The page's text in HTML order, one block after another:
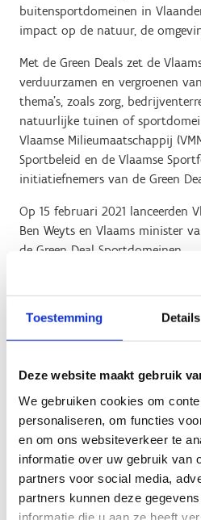
Toestemming Details
Deze website maakt gebruik
We gebruiken cookies om
personaliseren, om functies
en om ons websiteverkeer te
informatie over uw gebruik van
partners voor social media,
partners kunnen deze
informatie die u aan ze heeft
buitensportdomeinen in
impact op de natuur, de
Met de Green Deals zet de
verduurzamen en vergroenen
thema’s, zoals zorg,
natuurlijke tuinen of
Vlaamse Milieumaatschappij
Sportbeleid en de Vlaamse
initiatiefnemers van de Green
Op 15 februari 2021 lanceerden
Ben Weyts en Vlaams minister
de Green Deal Sportdomeinen.
De beide ministers zetten
Green Deal Sportdomeinen om
Vlaanderen duurzamer, groener
Vlaanderen, de Vlaamse
De gedeelde ambitie:
Samen gaan we voor
klimaatbestendige
positieve impact op
We realiseren dit door